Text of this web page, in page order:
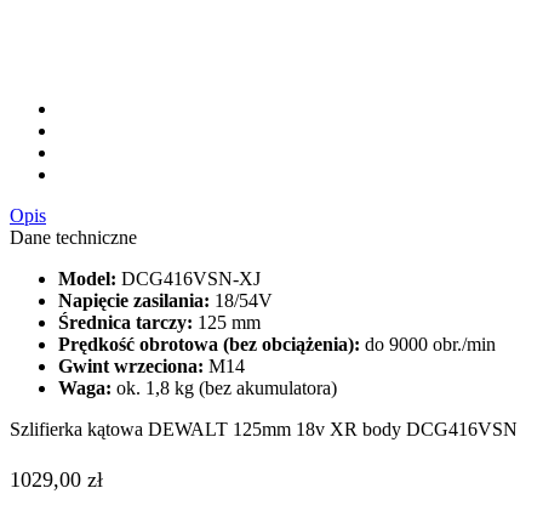
Opis
Dane techniczne
Model: DCG416VSN-XJ
Napięcie zasilania: 18/54V
Średnica tarczy: 125 mm
Prędkość obrotowa (bez obciążenia): do 9000 obr./min
Gwint wrzeciona: M14
Waga: ok. 1,8 kg (bez akumulatora)
Szlifierka kątowa DEWALT 125mm 18v XR body DCG416VSN
1029,00 zł